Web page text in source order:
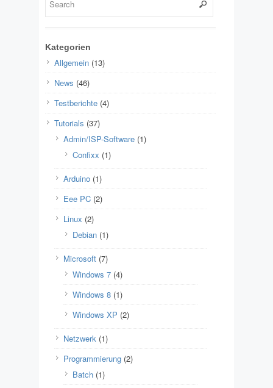
Kategorien
Allgemein (13)
News (46)
Testberichte (4)
Tutorials (37)
Admin/ISP-Software (1)
Confixx (1)
Arduino (1)
Eee PC (2)
Linux (2)
Debian (1)
Microsoft (7)
Windows 7 (4)
Windows 8 (1)
Windows XP (2)
Netzwerk (1)
Programmierung (2)
Batch (1)